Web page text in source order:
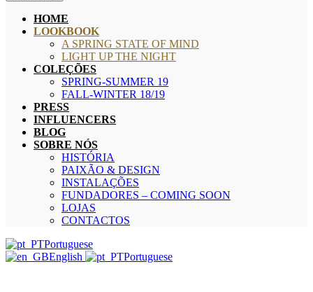
HOME
LOOKBOOK
A SPRING STATE OF MIND
LIGHT UP THE NIGHT
COLEÇÕES
SPRING-SUMMER 19
FALL-WINTER 18/19
PRESS
INFLUENCERS
BLOG
SOBRE NÓS
HISTÓRIA
PAIXÃO & DESIGN
INSTALAÇÕES
FUNDADORES – COMING SOON
LOJAS
CONTACTOS
Portuguese
English
Portuguese